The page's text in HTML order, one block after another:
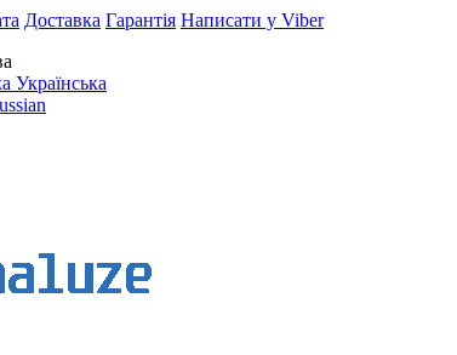
Доставка Гарантія Написати у Viber
Українська